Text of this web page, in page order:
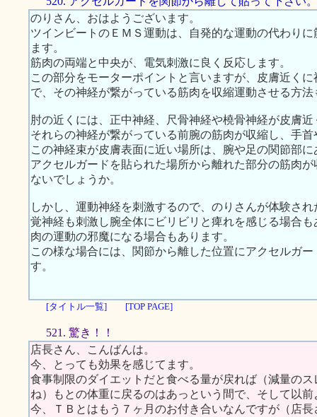
のりさん、おはようございます。
ツインビートのＥＭＳ運動は、自発的な運動の代わり
ます。
筋肉の両端と中央が、電気刺激に良く反応します。
この部分をモーターポイントと言いますが、皮膚近く
で、その神経が繋がっている筋肉を収縮運動させる方法
肘の近くには、正中神経、尺骨神経や橈骨神経が皮膚
それらの神経が繋がっている前腕の筋肉が収縮し、手
この神経束が皮膚表面に近い場所は、腕や足の関節部
アクセルガードを貼られた場所から離れた部分の筋肉
ないでしょうか。
しかし、運動神経を刺激するので、のりさんが体験さ
覚神経も刺激し腕全体にビリビリと痺れを感じる場合
肉の運動の邪魔になる場合もあります。
この様な場合には、関節から離した位置にアクセルガ
す。
[タイトル一覧] [TOP PAGE]
521. 驚き！！
店長さん、こんばんは。
今、とっても効果を感じてます。
食事制限のダイエットだと食べる量が戻れば（減量の
ね）もとの体重に戻るのはあっという間で、そして以
今、ＴＢとはもう７ヶ月のお付き合いなんですが（店